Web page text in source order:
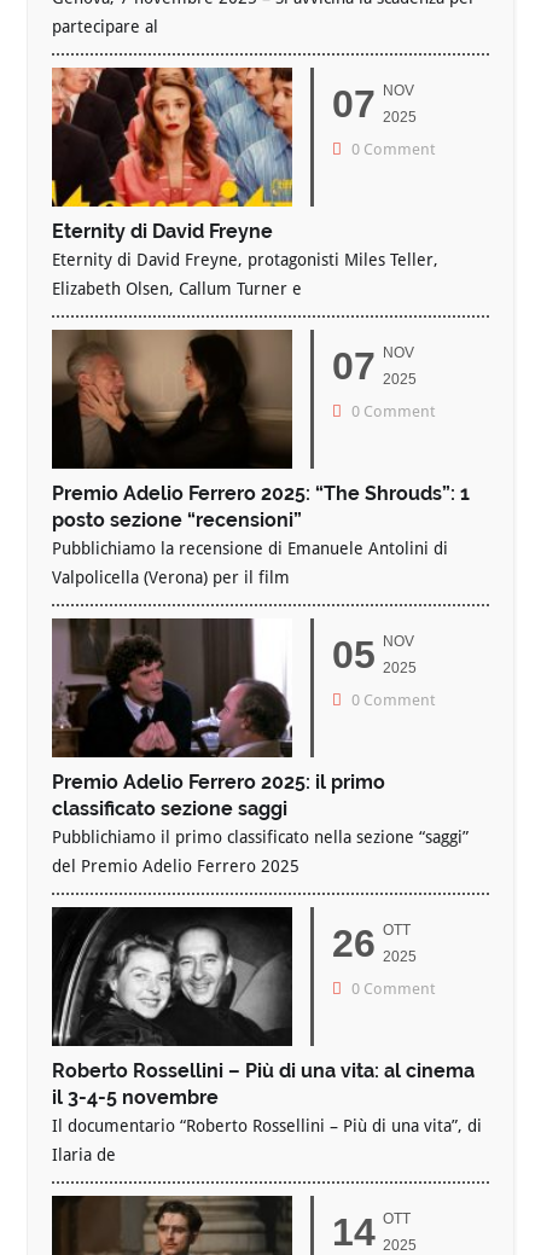
partecipare al
07
NOV
2025
0 Comment
Eternity di David Freyne
Eternity di David Freyne, protagonisti Miles Teller,
Elizabeth Olsen, Callum Turner e
07
NOV
2025
0 Comment
Premio Adelio Ferrero 2025: “The Shrouds”: 1
posto sezione “recensioni”
Pubblichiamo la recensione di Emanuele Antolini di
Valpolicella (Verona) per il film
05 NOV
2025
0 Comment
Premio Adelio Ferrero 2025: il primo
classificato sezione saggi
Pubblichiamo il primo classificato nella sezione “saggi”
del Premio Adelio Ferrero 2025
26 OTT
2025
0 Comment
Roberto Rossellini – Più di una vita: al cinema
il 3-4-5 novembre
Il documentario “Roberto Rossellini – Più di una vita”, di
Ilaria de
14 OTT
2025